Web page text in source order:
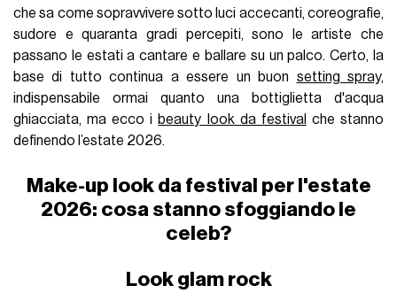
che sa come sopravvivere sotto luci accecanti, coreografie,
sudore e quaranta gradi percepiti, sono le artiste che
passano le estati a cantare e ballare su un palco. Certo, la
base di tutto continua a essere un buon setting spray,
indispensabile ormai quanto una bottiglietta d'acqua
ghiacciata, ma ecco i beauty look da festival che stanno
definendo l’estate 2026.
Make-up look da festival per l'estate
2026: cosa stanno sfoggiando le
celeb?
Look glam rock